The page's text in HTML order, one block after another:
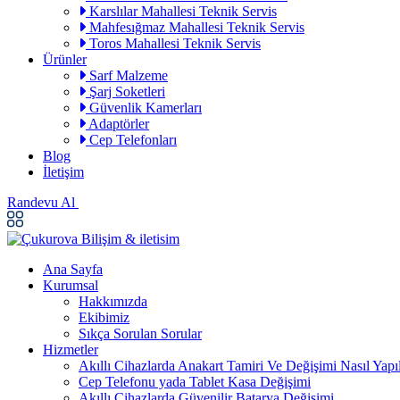
Karslılar Mahallesi Teknik Servis
Mahfesığmaz Mahallesi Teknik Servis
Toros Mahallesi Teknik Servis
Ürünler
Sarf Malzeme
Şarj Soketleri
Güvenlik Kamerları
Adaptörler
Cep Telefonları
Blog
İletişim
Randevu Al
Ana Sayfa
Kurumsal
Hakkımızda
Ekibimiz
Sıkça Sorulan Sorular
Hizmetler
Akıllı Cihazlarda Anakart Tamiri Ve Değişimi Nasıl
Cep Telefonu yada Tablet Kasa Değişimi